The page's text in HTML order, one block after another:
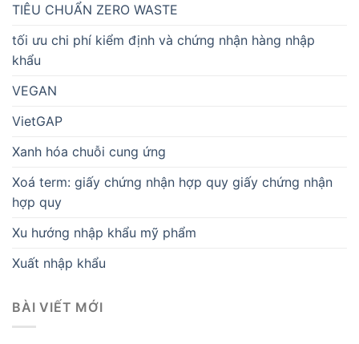
TIÊU CHUẨN ZERO WASTE
tối ưu chi phí kiểm định và chứng nhận hàng nhập
khẩu
VEGAN
VietGAP
Xanh hóa chuỗi cung ứng
Xoá term: giấy chứng nhận hợp quy giấy chứng nhận
hợp quy
Xu hướng nhập khẩu mỹ phẩm
Xuất nhập khẩu
BÀI VIẾT MỚI